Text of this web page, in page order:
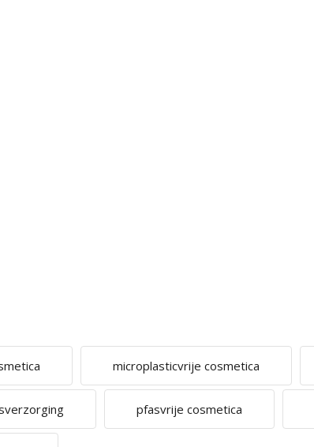
microplasticvrije cosmetica
pfasvrije cosmetica